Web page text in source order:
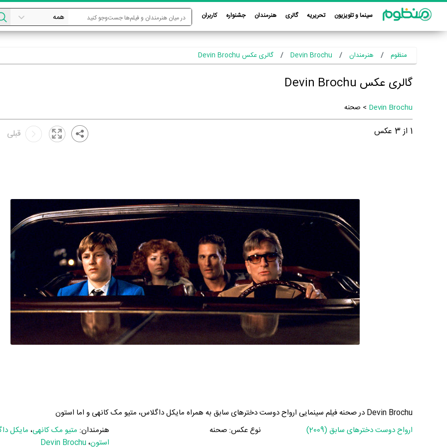
سینما و تلویزیون تحریریه گالری هنرمندان جشنواره کاربران
منظوم هنرمندان Devin Brochu گالری عکس Devin Brochu
گالری عکس Devin Brochu
Devin Brochu > صحنه
1 از3 عکس قبلی
Devin Brochu در صحنه فیلم سینمایی ارواح دوست دخترهای سابق به همراه مایکل داگلاس، متیو مک کانهی و اما استون
ارواح دوست دخترهای سابق (2009)
نوع عکس:صحنه هنرمندان: متیو مک کانهی، مایکل
استون،Devin Brochu